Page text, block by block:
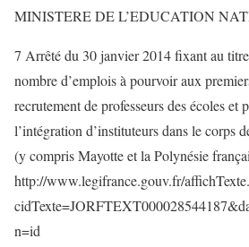
MINISTERE DE L’EDUCATION
7 Arrêté du 30 janvier 2014 fixant au
nombre d’emplois à pourvoir aux
recrutement de professeurs des écoles et
l’intégration d’instituteurs dans le corps
(y compris Mayotte et la Polynésie
http://www.legifrance.gouv.fr/
n=id